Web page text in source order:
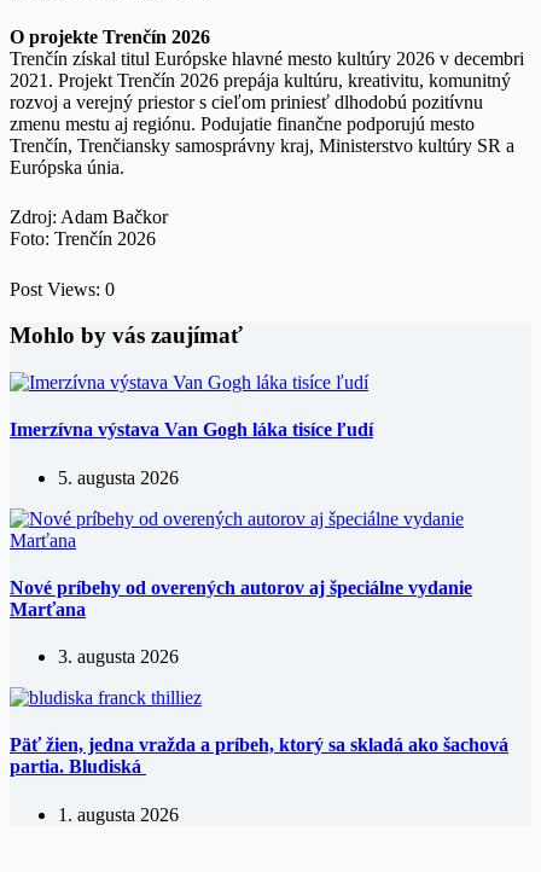
O projekte Trenčín 2026
Trenčín získal titul Európske hlavné mesto kultúry 2026 v decembri
2021. Projekt Trenčín 2026 prepája kultúru, kreativitu, komunitný
rozvoj a verejný priestor s cieľom priniesť dlhodobú pozitívnu
zmenu mestu aj regiónu. Podujatie finančne podporujú mesto
Trenčín, Trenčiansky samosprávny kraj, Ministerstvo kultúry SR a
Európska únia.
Zdroj: Adam Bačkor
Foto: Trenčín 2026
Post Views: 0
Mohlo by vás zaujímať
Imerzívna výstava Van Gogh láka tisíce ľudí
5. augusta 2026
Nové príbehy od overených autorov aj špeciálne vydanie
Marťana
3. augusta 2026
Päť žien, jedna vražda a príbeh, ktorý sa skladá ako šachová
partia. Bludiská
1. augusta 2026